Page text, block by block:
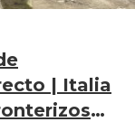
| Italia